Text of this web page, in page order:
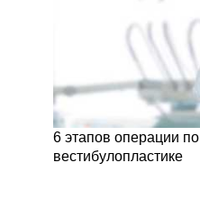
6 этапов операции по
вестибулопластике